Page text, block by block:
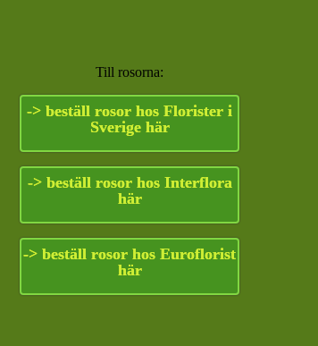
Till rosorna:
-> beställ rosor hos Florister i
Sverige här
-> beställ rosor hos Interflora
här
-> beställ rosor hos Euroflorist
här